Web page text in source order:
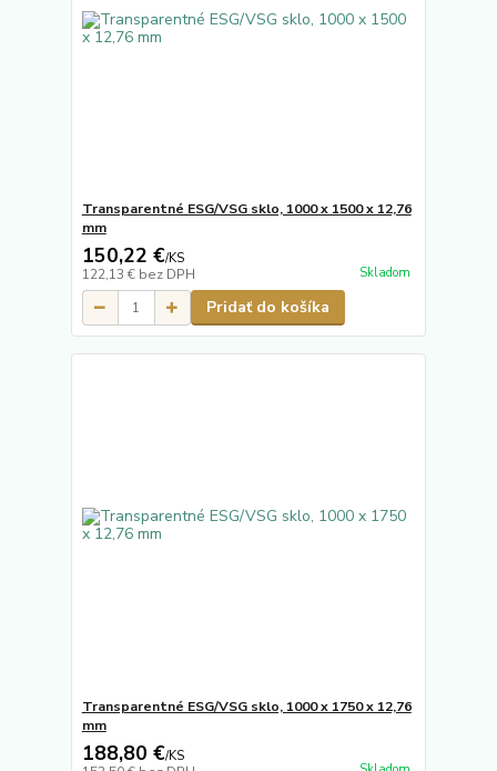
Transparentné ESG/VSG sklo, 1000 x 1500 x 12,76
mm
150,22 €/KS
122,13 € bez DPH Skladom
Pridať do košíka
Transparentné ESG/VSG sklo, 1000 x 1750 x 12,76
mm
188,80 €/KS